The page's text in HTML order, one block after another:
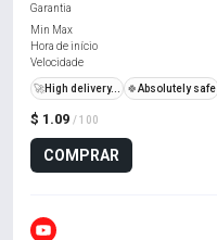
$ 1.09 / 100
COMPRAR
Garantia
Min Max
Hora de início
Velocidade
🚀High delivery... 🍀Absolutely safe